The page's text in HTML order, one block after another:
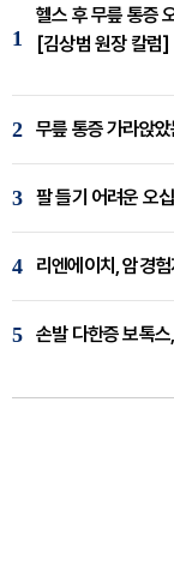
1
헬스 후 무릎 통증
[김상범 원장 칼럼]
2
3
4 리엔에이치, 암경
5